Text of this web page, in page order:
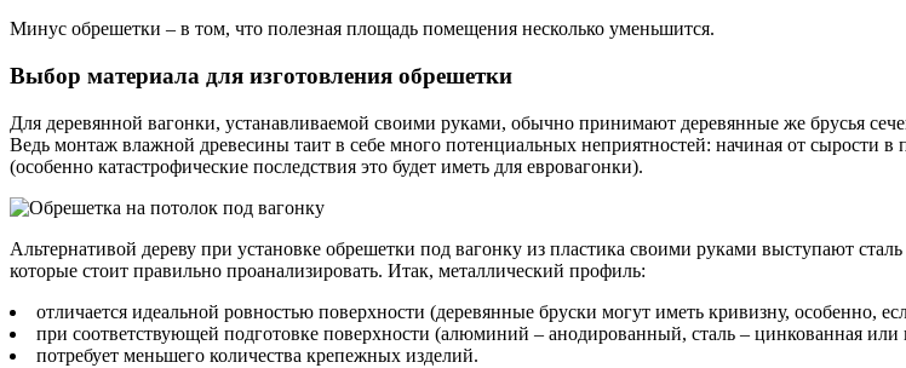
Минус обрешетки – в том, что полезная площадь помещения несколько уменьшится.
Выбор материала для изготовления обрешетки
Для деревянной вагонки, устанавливаемой своими руками, обычно принимают деревянные же брусья
Ведь монтаж влажной древесины таит в себе много потенциальных неприятностей: начиная от сырости
(особенно катастрофические последствия это будет иметь для евровагонки).
Альтернативой дереву при установке обрешетки под вагонку из пластика своими руками выступают
которые стоит правильно проанализировать. Итак, металлический профиль:
отличается идеальной ровностью поверхности (деревянные бруски могут иметь кривизну, особенно,
при соответствующей подготовке поверхности (алюминий – анодированный, сталь – цинкованная или
потребует меньшего количества крепежных изделий.